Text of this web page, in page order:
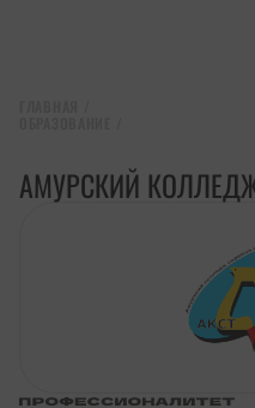
АМУРСКИЙ